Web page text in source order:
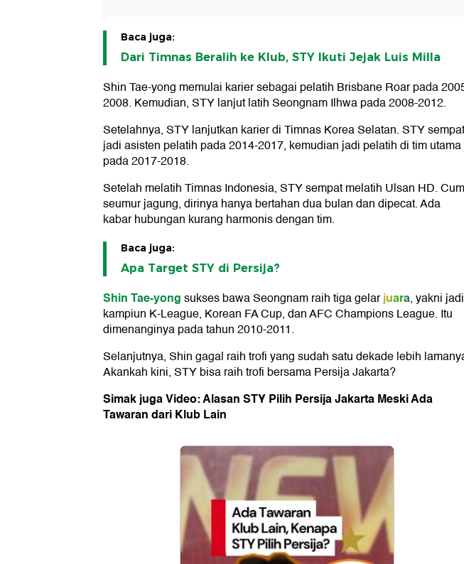
Baca juga:
Dari Timnas Beralih ke Klub, STY Ikuti Jejak Luis Milla
Shin Tae-yong memulai karier sebagai pelatih Brisbane Roar pada
2008. Kemudian, STY lanjut latih Seongnam Ilhwa pada 2008-2012.
Setelahnya, STY lanjutkan karier di Timnas Korea Selatan. STY sempat
jadi asisten pelatih pada 2014-2017, kemudian jadi pelatih di tim utama
pada 2017-2018.
Setelah melatih Timnas Indonesia, STY sempat melatih Ulsan HD.
seumur jagung, dirinya hanya bertahan dua bulan dan dipecat. Ada
kabar hubungan kurang harmonis dengan tim.
Baca juga:
Apa Target STY di Persija?
Shin Tae-yongsukses bawa Seongnam raih tiga gelarjuara, yakni jadi
kampiun K-League, Korean FA Cup, dan AFC Champions League. Itu
dimenanginya pada tahun 2010-2011.
Selanjutnya, Shin gagal raih trofi yang sudah satu dekade lebih
Akankah kini, STY bisa raih trofi bersama Persija Jakarta?
Simak juga Video: Alasan STY Pilih Persija Jakarta Meski Ada
Tawaran dari Klub Lain